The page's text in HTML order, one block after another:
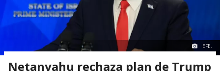
EFE.
Netanyahu rechaza plan de Trump